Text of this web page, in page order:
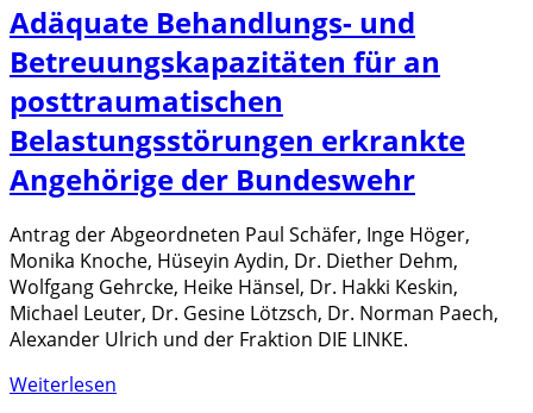
Adäquate Behandlungs- und
Betreuungskapazitäten für an
posttraumatischen
Belastungsstörungen erkrankte
Angehörige der Bundeswehr
Antrag der Abgeordneten Paul Schäfer, Inge Höger,
Monika Knoche, Hüseyin Aydin, Dr. Diether Dehm,
Wolfgang Gehrcke, Heike Hänsel, Dr. Hakki Keskin,
Michael Leuter, Dr. Gesine Lötzsch, Dr. Norman Paech,
Alexander Ulrich und der Fraktion DIE LINKE.
Weiterlesen